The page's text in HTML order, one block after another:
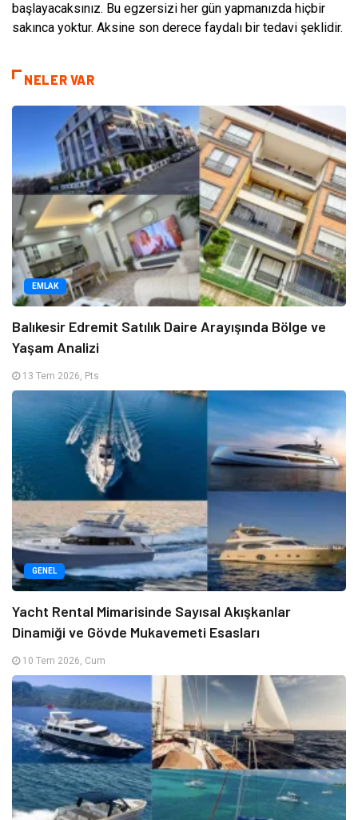
başlayacaksınız. Bu egzersizi her gün yapmanızda hiçbir
sakınca yoktur. Aksine son derece faydalı bir tedavi şeklidir.
NELER VAR
EMLAK
Balıkesir Edremit Satılık Daire Arayışında Bölge ve
Yaşam Analizi
13 Tem 2026, Pts
GENEL
Yacht Rental Mimarisinde Sayısal Akışkanlar
Dinamiği ve Gövde Mukavemeti Esasları
10 Tem 2026, Cum